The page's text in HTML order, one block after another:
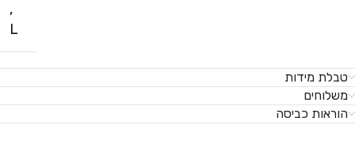
,
L
טבלת מידות
משלוחים
הוראות כביסה